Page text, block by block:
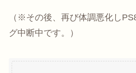
（※その後、再び体調悪化し
グ中断中です。）